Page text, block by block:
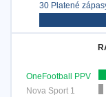
30 Platené
OneFootball PPV
Nova Sport 1